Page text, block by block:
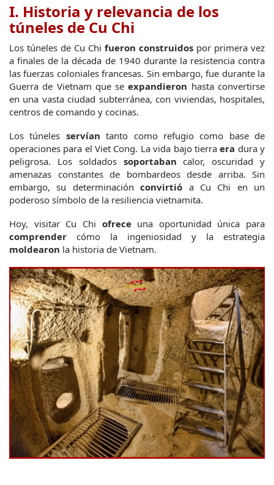
I. Historia y relevancia de los
túneles de Cu Chi
Los túneles de Cu Chi fueron construidos por primera vez
a finales de la década de 1940 durante la resistencia contra
las fuerzas coloniales francesas. Sin embargo, fue durante la
Guerra de Vietnam que se expandieron hasta convertirse
en una vasta ciudad subterránea, con viviendas, hospitales,
centros de comando y cocinas.
Los túneles servían tanto como refugio como base de
operaciones para el Viet Cong. La vida bajo tierra era dura y
peligrosa. Los soldados soportaban calor, oscuridad y
amenazas constantes de bombardeos desde arriba. Sin
embargo, su determinación convirtió a Cu Chi en un
poderoso símbolo de la resiliencia vietnamita.
Hoy, visitar Cu Chi ofrece
comprender
moldearon la historia de Vietnam.